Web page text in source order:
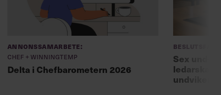
Annonssamarbete:
Chef + Winningtemp
Delta i Chefbarometern 2026
undviker